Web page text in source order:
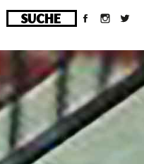
/homepages/10/